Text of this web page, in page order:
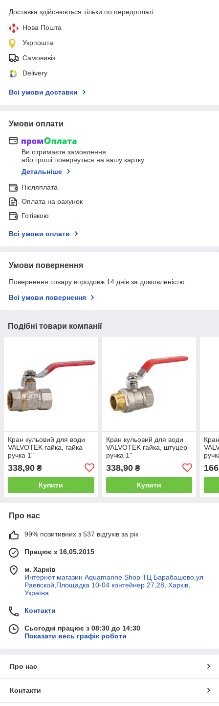
Доставка здійснюється тільки по передоплаті.
Нова Пошта
Укрпошта
Самовивіз
Delivery
Всі умови доставки
Умови оплати
Ви отримаєте замовлення
або гроші повернуться на вашу картку
Детальніше
Післяплата
Оплата на рахунок
Готівкою
Всі умови оплати
Умови повернення
Повернення товару впродовж 14 днів за домовленістю
Всі умови повернення
Подібні товари компанії
Кран кульовий для води
VALVOTEK гайка, гайка
ручка 1"
338,90 ₴
Купити
Кран кульовий для води
VALVOTEK гайка, штуцер
ручка 1"
338,90₴
Купити
Про нас
99% позитивних з 537 відгуків за рік
Працює з 16.05.2015
м. Харків
Интернет магазин Aquamarine Shop ТЦ Барабашово,ул
Раевской,Площадка 10-04 контейнер 27,28, Харків,
Україна
Контакти
Сьогодні працює з 08:30 до 14:30
Показати весь графік роботи
Про нас
Контакти